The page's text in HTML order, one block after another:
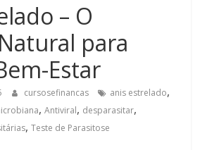
– O
para
Estar
cursosefinancas anis estrelado,
,Antiviral, desparasitar,
,Teste de Parasitose